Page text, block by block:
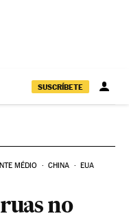
SUSCRÍBETE
MÉDIO CHINA EUA
no